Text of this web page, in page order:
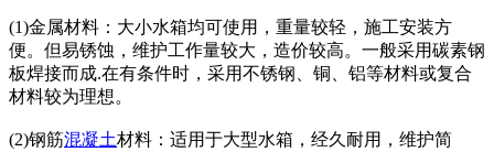
(1)金属材料：大小水箱均可使用，重量较轻，施工安装方
便。但易锈蚀，维护工作量较大，造价较高。一般采用碳素钢
板焊接而成.在有条件时，采用不锈钢、铜、铝等材料或复合
材料较为理想。
(2)钢筋混凝土材料：适用于大型水箱，经久耐用，维护简